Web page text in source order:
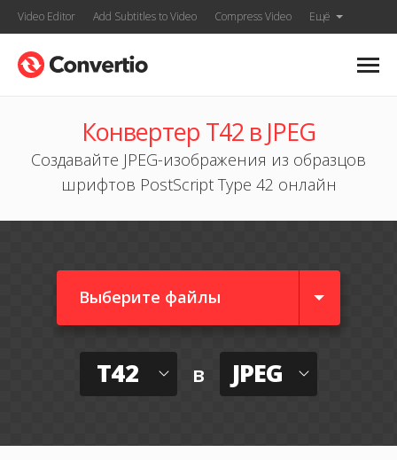
Video Editor Add Subtitles to Video Compress Video Ещё
Конвертер T42 в JPEG
Создавайте JPEG-изображения из образцов
шрифтов PostScript Type 42 онлайн
Выберите файлы
T42 в JPEG